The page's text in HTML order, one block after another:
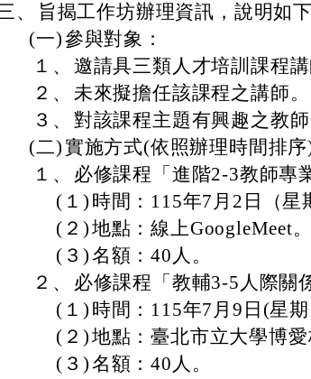
、
旨揭工作坊辦理資訊，說明如
(一)參與對象：
１、 邀請具三類人才培訓課程講
２、 未來擬擔任該課程之講師。
３、 對該課程主題有興趣之教師
(二)實施方式(依照辦理時間排序)
１、
必修課程「進階2-3教師專
(１) 時間：115年7月2日（星
(２)地點：線上GoogleMeet。
(３)名額：40人。
２、
必修課程「教輔3-5人際關
(１) 時間：115年7月9日(星
(２)地點：臺北市立大學博愛
(３)名額：40人。